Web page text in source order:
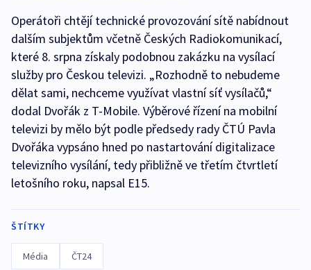
Operátoři chtějí technické provozování sítě nabídnout
dalším subjektům včetně Českých Radiokomunikací,
které 8. srpna získaly podobnou zakázku na vysílací
služby pro Českou televizi. „Rozhodně to nebudeme
dělat sami, nechceme využívat vlastní síť vysílačů,“
dodal Dvořák z T-Mobile. Výběrové řízení na mobilní
televizi by mělo být podle předsedy rady ČTÚ Pavla
Dvořáka vypsáno hned po nastartování digitalizace
televizního vysílání, tedy přibližně ve třetím čtvrtletí
letošního roku, napsal E15.
ŠTÍTKY
Média ČT24